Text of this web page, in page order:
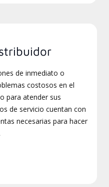
de inmediato o
costosos en el
para atender sus
de servicio cuentan con
necesarias para hacer